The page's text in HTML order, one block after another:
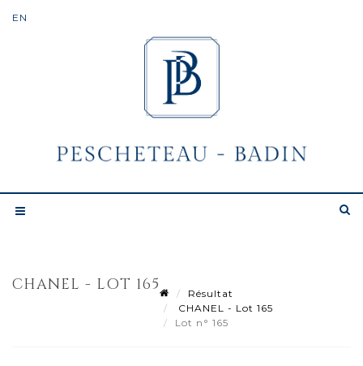
CHANEL - LOT 165
Résultat
CHANEL - Lot 165
Lot n° 165